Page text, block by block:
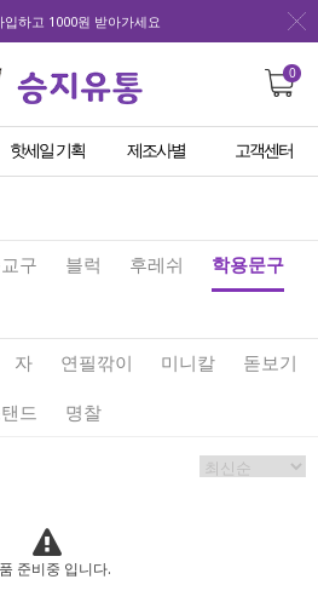
입하고 1000원 받아가세요
0
핫세일 기획 제조사별 고객센터
구 블럭 후레쉬 학용문구
자 연필깎이 미니칼 돋보기
드 명찰
준비중 입니다.